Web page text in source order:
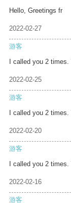
Hello, Greetings fr
2022-02-27
游客
I called you 2 times.
2022-02-25
游客
I called you 2 times.
2022-02-20
游客
I called you 2 times.
2022-02-16
游客